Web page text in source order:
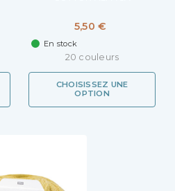
5,50 €
En stock
20 couleurs
CHOISISSEZ UNE
OPTION